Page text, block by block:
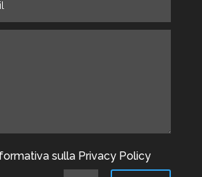
sulla Privacy Policy